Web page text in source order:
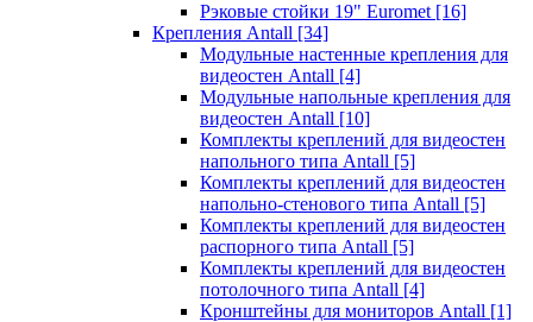
Рэковые стойки 19" Euromet [16]
Крепления Antall [34]
Модульные настенные крепления для
видеостен Antall [4]
Модульные напольные крепления для
видеостен Antall [10]
Комплекты креплений для видеостен
напольного типа Antall [5]
Комплекты креплений для видеостен
напольно-стенового типа Antall [5]
Комплекты креплений для видеостен
распорного типа Antall [5]
Комплекты креплений для видеостен
потолочного типа Antall [4]
Кронштейны для мониторов Antall [1]